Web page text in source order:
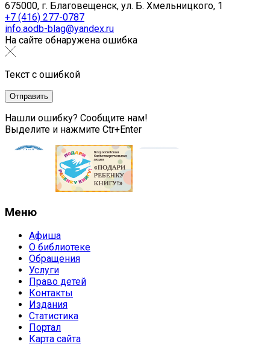
675000, г. Благовещенск, ул. Б. Хмельницкого, 1
+7 (416) 277-0787
info.aodb-blag@yandex.ru
На сайте обнаружена ошибка
Текст с ошибкой
Нашли ошибку? Сообщите нам!
Выделите и нажмите Ctr+Enter
Меню
Афиша
О библиотеке
Обращения
Услуги
Право детей
Контакты
Издания
Статистика
Портал
Карта сайта